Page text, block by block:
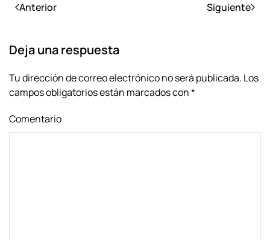
Anterior Siguiente
Deja una respuesta
Tu dirección de correo electrónico no será publicada. Los
campos obligatorios están marcados con*
Comentario